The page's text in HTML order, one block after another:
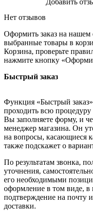
Нет отзывов
Добавить
Оформить заказ на нашем
выбранные товары в
Корзина, проверьте
нажмите кнопку
Быстрый заказ
Функция «Быстрый
проходить всю процедуру
Вы заполняете форму, и
менеджер магазина. Он
на вопросы, касающиеся
также подскажет о
По результатам звонка,
уточнения,
его необходимыми
оформление в том виде, в
подтверждение на почту
доставки.